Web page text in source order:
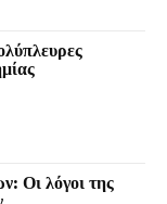
Οι λόγοι της